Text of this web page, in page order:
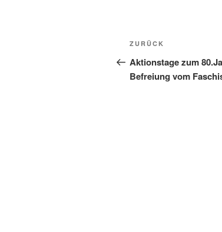
Vorheriger
Beitrag
ZURÜCK
Aktionstage zum
Befreiung vom